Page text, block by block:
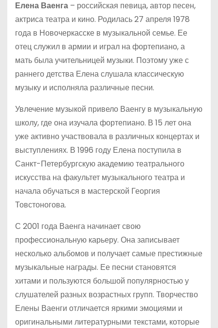
Елена Ваенга – российская певица, автор песен,
актриса театра и кино. Родилась 27 апреля 1978
года в Новочеркасске в музыкальной семье. Ее
отец служил в армии и играл на фортепиано, а
мать была учительницей музыки. Поэтому уже с
раннего детства Елена слушала классическую
музыку и исполняла различные песни.
Увлечение музыкой привело Ваенгу в музыкальную
школу, где она изучала фортепиано. В 15 лет она
уже активно участвовала в различных концертах и
выступлениях. В 1996 году Елена поступила в
Санкт-Петербургскую академию театрального
искусства на факультет музыкального театра и
начала обучаться в мастерской Георгия
Товстоногова.
С 2001 года Ваенга начинает свою
профессиональную карьеру. Она записывает
несколько альбомов и получает самые престижные
музыкальные награды. Ее песни становятся
хитами и пользуются большой популярностью у
слушателей разных возрастных групп. Творчество
Елены Ваенги отличается яркими эмоциями и
оригинальными литературными текстами, которые